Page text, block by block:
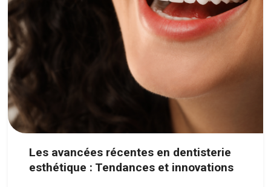
Les avancées récentes en dentisterie
esthétique : Tendances et innovations